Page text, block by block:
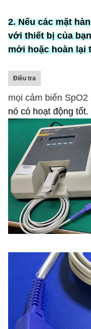
2. Nếu các mặt
với thiết bị của
mới hoặc hoàn lại
Điều tra
mọi cảm biến SpO2
nó có hoạt động tốt.